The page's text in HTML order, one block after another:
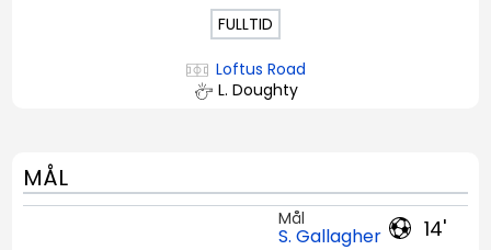
FULLTID
Loftus Road
L. Doughty
MÅL
14'
Mål
S. Gallagher